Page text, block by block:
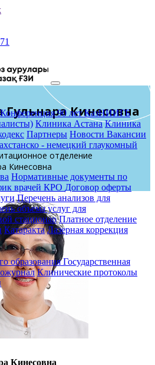
Конференция 90 лет КазНИИГБ
Клиника Астана Клиника
Партнеры Новости Вакансии
- немецкий глаукомный
Нормативные документы по
врачей КРО Договор оферты
Перечень анализов для
объема услуг для
стационар Платное отделение
Катаракта Лазерная коррекция
образованияГосударственная
Клинические протоколы
Кинесовна
отделение
Кинесовна
Кинесовна